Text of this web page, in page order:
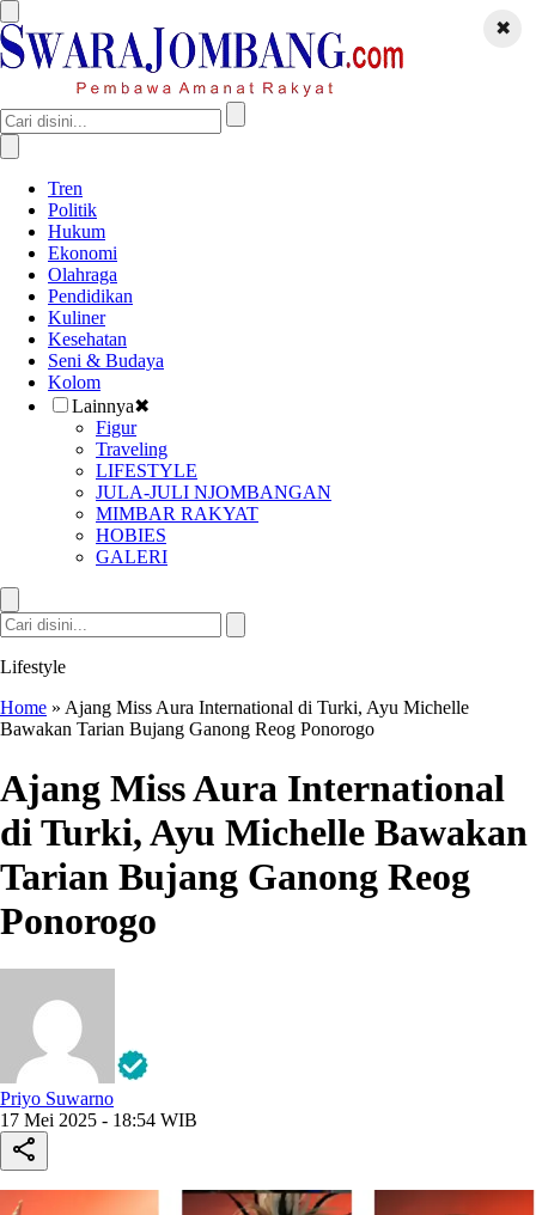
Tren
Politik
Hukum
Ekonomi
Olahraga
Pendidikan
Kuliner
Kesehatan
Seni & Budaya
Kolom
Lainnya✖
Figur
Traveling
LIFESTYLE
JULA-JULI NJOMBANGAN
MIMBAR RAKYAT
HOBIES
GALERI
✖
Lifestyle
Home » Ajang Miss Aura International di Turki, Ayu Michelle
Bawakan Tarian Bujang Ganong Reog Ponorogo
Ajang Miss Aura International
di Turki, Ayu Michelle Bawakan
Tarian Bujang Ganong Reog
Ponorogo
Priyo Suwarno
17 Mei 2025 - 18:54 WIB